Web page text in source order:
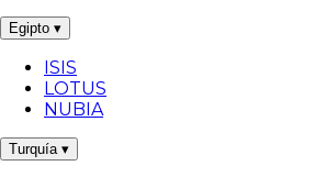
Egipto ▾
ISIS
LOTUS
NUBIA
Turquía ▾